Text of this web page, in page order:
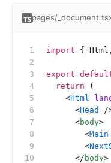
pages/
import {
export
  return
(
    <
Html
      <
Head
/
      <
body>
        <
Main
        <
      </
body>